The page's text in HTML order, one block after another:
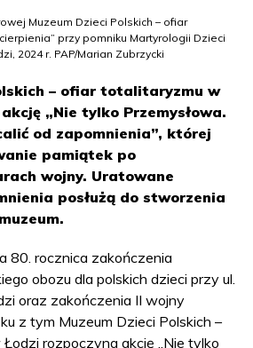
Muzeum Dzieci Polskich – ofiar
przy pomniku Martyrologii Dzieci
2024 r. PAP/Marian Zubrzycki
– ofiar totalitaryzmu w
„Nie tylko Przemysłowa.
od zapomnienia”, której
pamiątek po
wojny. Uratowane
posłużą do stworzenia
80. rocznica zakończenia
obozu dla polskich dzieci przy ul.
oraz zakończenia II wojny
z tym Muzeum Dzieci Polskich –
rozpoczyna akcję „Nie tylko